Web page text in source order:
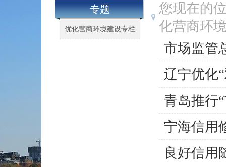
专题
优化营商环境建设专栏
您现在的
化营商环
市场监管
辽宁优化
青岛推行
宁海信用
良好信用